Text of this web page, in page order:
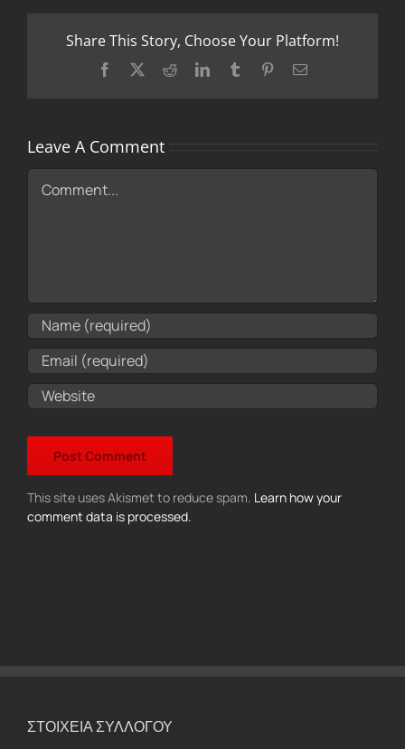
Share This Story, Choose Your Platform!
Facebook RedditLinkedInTumblr PinterestEmail
Leave A Comment
Comment
This site uses Akismet to reduce spam. Learn how your
comment data is processed.
ΣΤΟΙΧΕΙΑ ΣΥΛΛΟΓΟΥ